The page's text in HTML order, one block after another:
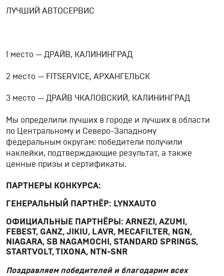
ЛУЧШИЙ АВТОСЕРВИС
1 место — ДРАЙВ, КАЛИНИНГРАД
2 место — FITSERVICE, АРХАНГЕЛЬСК
3 место — ДРАЙВ ЧКАЛОВСКИЙ, КАЛИНИНГРАД
Мы определили лучших в городе и лучших в области
по Центральному и Северо-Западному
федеральным округам: победители получили
наклейки, подтверждающие результат, а также
ценные призы и сертификаты.
ПАРТНЕРЫ КОНКУРСА:
ГЕНЕРАЛЬНЫЙ ПАРТНЁР: LYNXAUTO
ОФИЦИАЛЬНЫЕ ПАРТНЁРЫ: ARNEZI, AZUMI,
FEBEST, GANZ, JIKIU, LAVR, MECAFILTER, NGN,
NIAGARA, SB NAGAMOCHI, STANDARD SPRINGS,
STARTVOLT, TIXONA, NTN-SNR
Поздравляем победителей и благодарим всех